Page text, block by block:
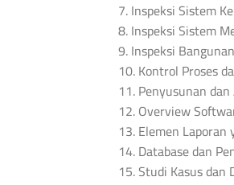
7. Inspeksi Sistem
8. Inspeksi Sistem
9. Inspeksi
10. Kontrol Proses
11. Penyusunan
12. Overview
13. Elemen Laporan
14. Database dan
15. Studi Kasus dan